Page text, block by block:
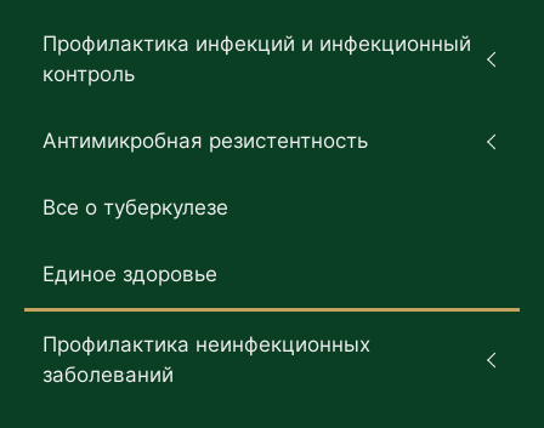
Профилактика инфекций и инфекционный
контроль
Антимикробная резистентность
Все о туберкулезе
Единое здоровье
Профилактика неинфекционных
заболеваний